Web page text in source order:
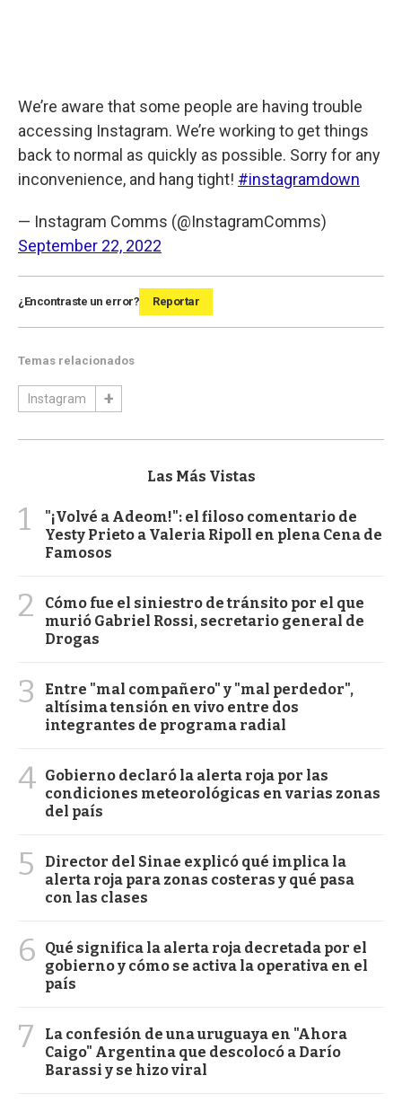
We’re aware that some people are having trouble
accessing Instagram. We’re working to get things
back to normal as quickly as possible. Sorry for any
inconvenience, and hang tight! #instagramdown
— Instagram Comms (@InstagramComms)
September 22, 2022
¿Encontraste un error? Reportar
Temas relacionados
Instagram
Las Más Vistas
1
"¡Volvé a Adeom!": el filoso comentario de
Yesty Prieto a Valeria Ripoll en plena Cena de
Famosos
2
Cómo fue el siniestro de tránsito por el que
murió Gabriel Rossi, secretario general de
Drogas
3
Entre "mal compañero" y "mal perdedor",
altísima tensión en vivo entre dos
integrantes de programa radial
4 Gobierno declaró la alerta roja por las
condiciones meteorológicas en varias zonas
del país
5
Director del Sinae explicó qué implica la
alerta roja para zonas costeras y qué pasa
con las clases
6
Qué significa la alerta roja decretada por el
gobierno y cómo se activa la operativa en el
país
7
La confesión de una uruguaya en "Ahora
Caigo" Argentina que descolocó a Darío
Barassi y se hizo viral